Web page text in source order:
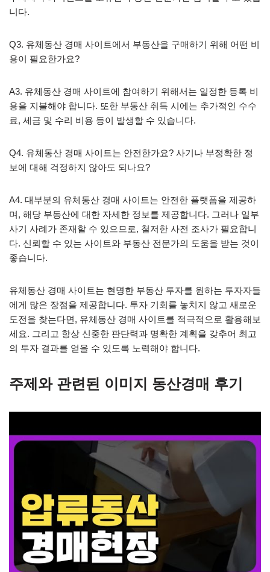
니다.
Q3. 유체동산 경매 사이트에서 부동산을 구매하기 위해 어떤 비
용이 필요한가요?
A3. 유체동산 경매 사이트에 참여하기 위해서는 일정한 등록 비
용을 지불해야 합니다. 또한 부동산 취득 시에는 추가적인 수수
료, 세금 및 수리 비용 등이 발생할 수 있습니다.
Q4. 유체동산 경매 사이트는 안전한가요? 사기나 부정확한 정
보에 대해 걱정하지 않아도 되나요?
A4. 대부분의 유체동산 경매 사이트는 안전한 플랫폼을 제공하
며, 해당 부동산에 대한 자세한 정보를 제공합니다. 그러나 일부
사기 사례가 존재할 수 있으므로, 철저한 사전 조사가 필요합니
다. 신뢰할 수 있는 사이트와 부동산 전문가의 도움을 받는 것이
좋습니다.
유체동산 경매 사이트는 현명한 부동산 투자를 원하는 투자자들
에게 많은 장점을 제공합니다. 투자 기회를 놓치지 않고 새로운
도전을 찾는다면, 유체동산 경매 사이트를 적극적으로 활용해보
세요. 그리고 항상 신중한 판단력과 명확한 계획을 갖추어 최고
의 투자 결과를 얻을 수 있도록 노력해야 합니다.
주제와 관련된 이미지 동산경매 후기